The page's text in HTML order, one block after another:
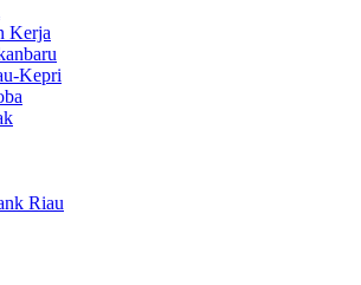
Kerja
Kepri
Riau